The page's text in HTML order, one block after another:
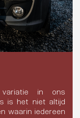
variatie in ons
is het niet altijd
waarin iedereen